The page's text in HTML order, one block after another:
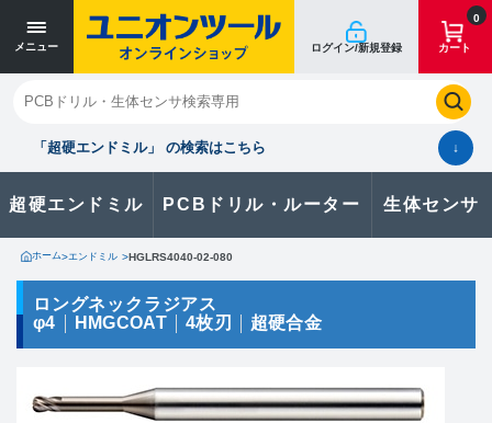
メニュー ログイン/新規登録
0
カート
「超硬エンドミル」 の検索はこちら ↓
超硬エンドミル PCBドリル・ルーター 生体センサ
閉じる
お気に入り クイックオーダー 購入履歴
製品に関するお問い合わせはこちら
お問い合わせ
カタログ一覧
ホーム>エンドミル >HGLRS4040-02-080
ロングネックラジアス
φ4
HMGCOAT 4枚刃 超硬合金
寸法単位 [mm]
寸法単位 [mm]